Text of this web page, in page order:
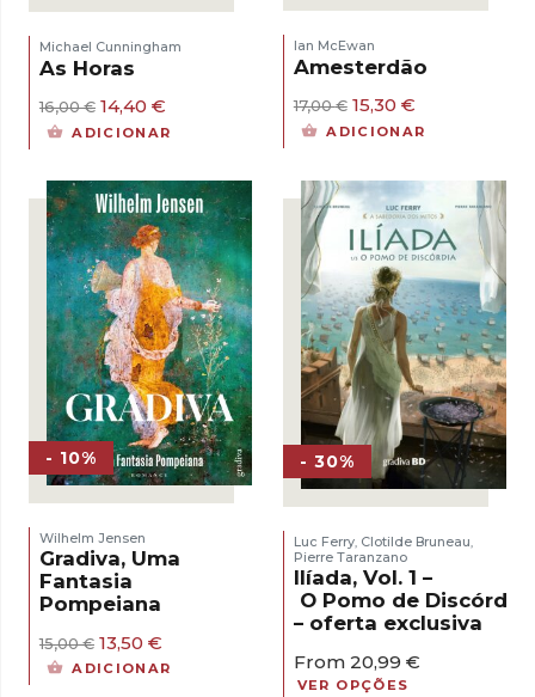
Michael Cunningham
As Horas
16,00€ O
preço
16,00 €.
14,40 €
preço
14,40 €.
ADICIONAR
Ian McEwan
Amesterdão
17,00€ O
preço
17,00 €.
15,30 €O
preço
15,30 €.
ADICIONAR
- 10%
Wilhelm Jensen
Gradiva, Uma
Fantasia
Pompeiana
15,00€ O
preço
13,50 €
preço
ADICIONAR
- 30%
Luc Ferry, Clotilde Bruneau
Pierre Taranzano
Ilíada, Vol. 1 –
O Pomo de Discórdia
– oferta exclusiva
From 20,99 €
VER OPÇÕES